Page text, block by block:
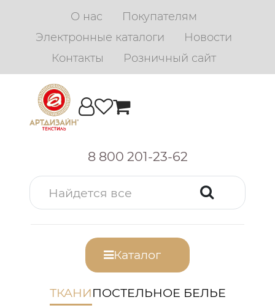
О нас
Покупателям
Электронные каталоги
Новости
Контакты
Розничный сайт
8 800 201-23-62
Каталог
ТКАНИПОСТЕЛЬНОЕ БЕЛЬЕ